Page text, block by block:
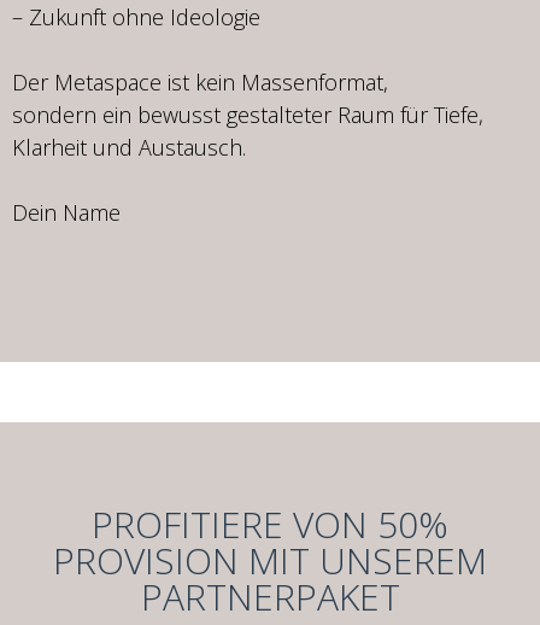
– Zukunft ohne Ideologie
Der Metaspace ist kein Massenformat,
sondern ein bewusst gestalteter Raum für Tiefe,
Klarheit und Austausch.
Dein Name
PROFITIERE VON 50%
PROVISION MIT UNSEREM
PARTNERPAKET